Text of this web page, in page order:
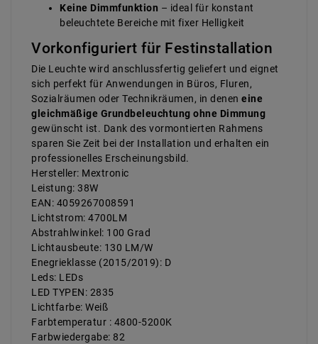
Keine Dimmfunktion – ideal für konstant
beleuchtete Bereiche mit fixer Helligkeit
Vorkonfiguriert für Festinstallation
Die Leuchte wird anschlussfertig geliefert und eignet
sich perfekt für Anwendungen in Büros, Fluren,
Sozialräumen oder Technikräumen, in denen eine
gleichmäßige Grundbeleuchtung ohne Dimmung
gewünscht ist. Dank des vormontierten Rahmens
sparen Sie Zeit bei der Installation und erhalten ein
professionelles Erscheinungsbild.
Hersteller: Mextronic
Leistung: 38W
EAN: 4059267008591
Lichtstrom: 4700LM
Abstrahlwinkel: 100 Grad
Lichtausbeute: 130 LM/W
Enegrieklasse (2015/2019): D
Leds: LEDs
LED TYPEN: 2835
Lichtfarbe: Weiß
Farbtemperatur : 4800-5200K
Farbwiedergabe: 82